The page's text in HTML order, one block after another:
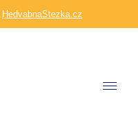
HedvabnaStezka.cz